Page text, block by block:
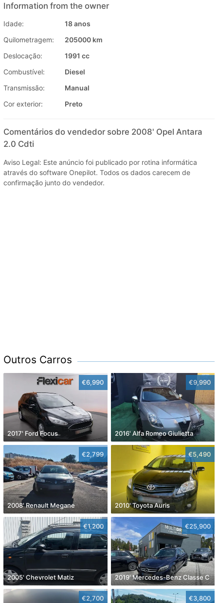
Information from the owner
Idade:
18 anos
Quilometragem:
205000 km
Deslocação:
1991 cc
Combustível:
Diesel
Transmissão:
Manual
Cor exterior:
Preto
Comentários do vendedor sobre 2008' Opel Antara
2.0 Cdti
Aviso Legal: Este anúncio foi publicado por rotina informática
através do software Onepilot. Todos os dados carecem de
confirmação junto do vendedor.
Outros Carros
€6,990
2017' Ford Focus
€9,990
2016' Alfa Romeo Giulietta
€2,799
2008' Renault Megane
€5,490
2010' Toyota Auris
€1,200
2005' Chevrolet Matiz
€25,900
2019' Mercedes-Benz Classe C
€2,700 €3,800